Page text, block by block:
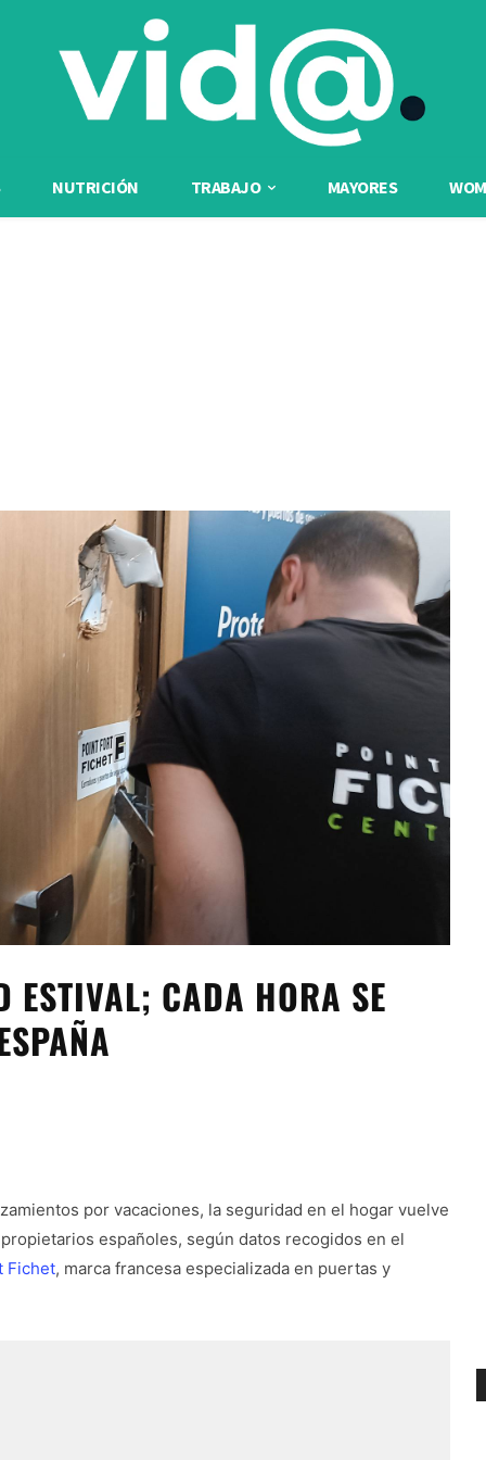
NUTRICIÓN TRABAJO MAYORES
ESTIVAL; CADA HORA SE
por vacaciones, la seguridad en el hogar vuelve
españoles, según datos recogidos en el
Fichet, marca francesa especializada en puertas y